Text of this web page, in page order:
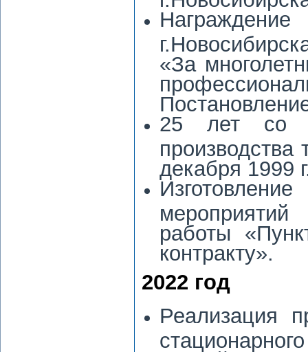
«За
25 лет со
декабря 1999
работы
контракту».
2022 год
Реализация